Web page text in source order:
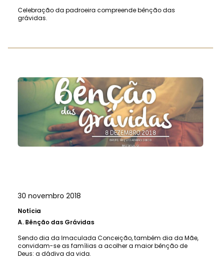
Celebração da padroeira compreende bênção das
grávidas.
30 novembro 2018
Notícia
A. Bênção das Grávidas
Sendo dia da Imaculada Conceição, também dia da Mãe,
convidam-se as famílias a acolher a maior bênção de
Deus: a dádiva da vida.